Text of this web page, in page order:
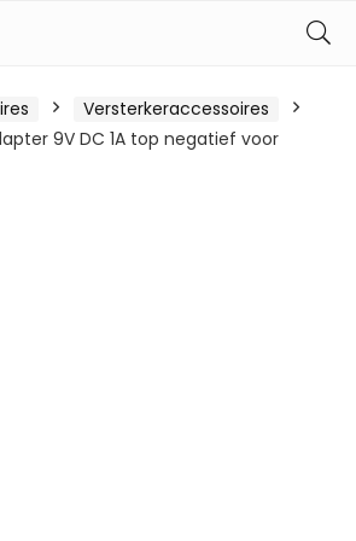
Versterkeraccessoires
9V DC 1A top negatief voor